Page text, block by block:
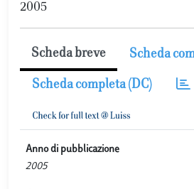
2005
Scheda breve Scheda
Scheda completa (DC)
Anno di pubblicazione
2005